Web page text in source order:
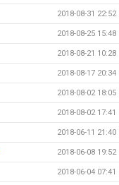
2018-08-31 22:52
2018-08-25 15:48
2018-08-21 10:28
2018-08-17 20:34
2018-08-02 18:05
2018-08-02 17:41
2018-06-11 21:40
2018-06-08 19:52
2018-06-04 07:41